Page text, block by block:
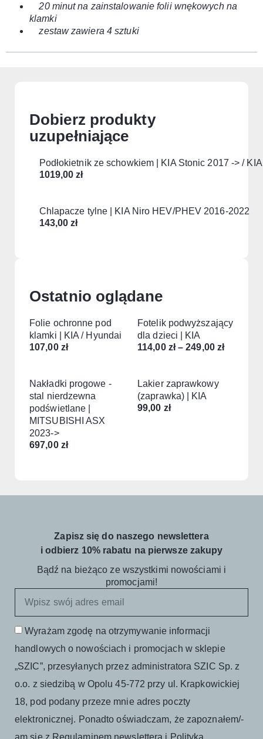
20 minut na zainstalowanie folii wnękowych na
klamki
zestaw zawiera 4 sztuki
Dobierz produkty
uzupełniające
Podłokietnik ze schowkiem | KIA Stonic 2017 -> /
1019,00zł
Chlapacze tylne | KIA Niro HEV/PHEV 2016-2022
143,00zł
Ostatnio oglądane
Folie ochronne pod
klamki | KIA / Hyundai
107,00 zł
Fotelik podwyższający
dla dzieci | KIA
114,00 zł–249,00 zł
Nakładki progowe -
stal nierdzewna
podświetlane |
MITSUBISHI ASX
2023->
697,00 zł
Lakier zaprawkowy
(zaprawka) | KIA
99,00 zł
Zapisz się do naszego newslettera
i odbierz 10% rabatu na pierwsze zakupy
Bądź na bieżąco ze wszystkimi nowościami i
promocjami!
Wyrażam zgodę na otrzymywanie informacji
handlowych o nowościach i promocjach w sklepie
„SZIC”, przesyłanych przez administratora SZIC Sp. z
o.o. z siedzibą w Opolu 45-772 przy ul. Krapkowickiej
18, pod podany przeze mnie adres poczty
elektronicznej. Ponadto oświadczam, że zapoznałem/-